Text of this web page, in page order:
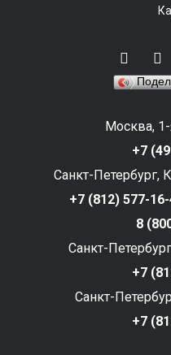
Москва, 1-
+7
Санкт-Петербург,
+7 (812) 577-
8
Санкт-
+7
Санкт-
+7